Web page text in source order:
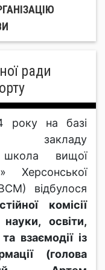
ради
року на базі
закладу
школа вищої
Херсонської
відбулося
комісії
освіти,
взаємодії із
(голова